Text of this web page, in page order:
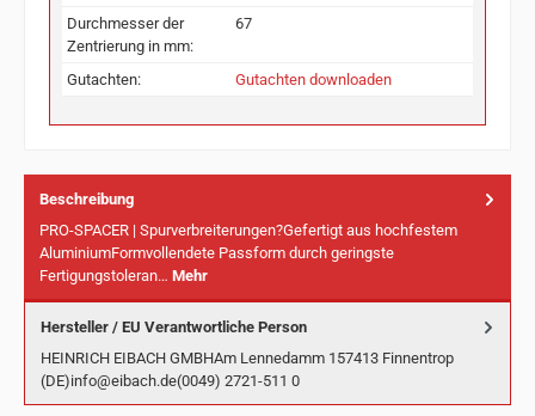
Durchmesser der
Zentrierung in mm:
67
Gutachten: Gutachten downloaden
Beschreibung
PRO-SPACER | Spurverbreiterungen?Gefertigt aus hochfestem
AluminiumFormvollendete Passform durch geringste
Fertigungstoleran… Mehr
Hersteller / EU Verantwortliche Person
HEINRICH EIBACH GMBHAm Lennedamm 157413 Finnentrop
(DE)info@eibach.de(0049) 2721-511 0